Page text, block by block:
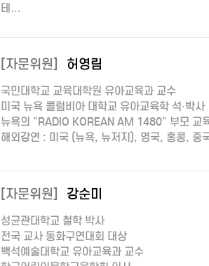
테…
[자문위원] 허영림
국민대학교 교육대학원 유아교육과 교수
미국 뉴욕 콜럼비아 대학교 유아교육학 석·박사
뉴욕의 "RADIO KOREAN AM 1480" 부모 교
해외강연 : 미국 (뉴욕, 뉴저지), 영국, 홍콩,
[자문위원] 강순미
성균관대학교 철학 박사
전국 교사 동화구연대회 대상
백석예술대학교 유아교육과 교수